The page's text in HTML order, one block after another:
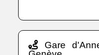
Gare